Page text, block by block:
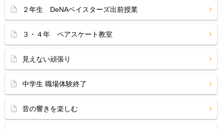
２年生 DeNAベイスターズ出前授業
３・４年 ペアスケート教室
見えない頑張り
中学生 職場体験終了
音の響きを楽しむ